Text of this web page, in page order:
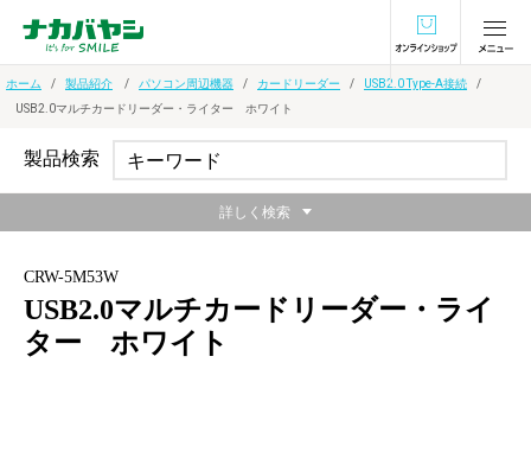
オンラインショ
ホーム 製品紹介 パソコン周辺機器 カードリーダー
USB2.0 Type-A接続
USB2.0マルチカードリーダー・ライター ホワイト
CRW-5M53W
USB2.0マルチカードリーダー・ライ
ター ホワイト
製品検索
詳しく検索